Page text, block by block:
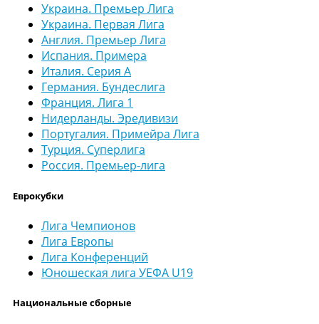
Украина. Премьер Лига
Украина. Первая Лига
Англия. Премьер Лига
Испания. Примера
Италия. Серия А
Германия. Бундеслига
Франция. Лига 1
Нидерланды. Эредивизи
Португалия. Примейра Лига
Турция. Суперлига
Россия. Премьер-лига
Еврокубки
Лига Чемпионов
Лига Европы
Лига Конференций
Юношеская лига УЕФА U19
Национальные сборные